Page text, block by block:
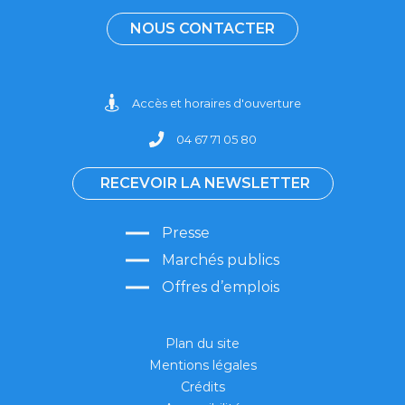
NOUS CONTACTER
Accès et horaires d'ouverture
04 67 71 05 80
RECEVOIR LA NEWSLETTER
Presse
Marchés publics
Offres d’emplois
Plan du site
Mentions légales
Crédits